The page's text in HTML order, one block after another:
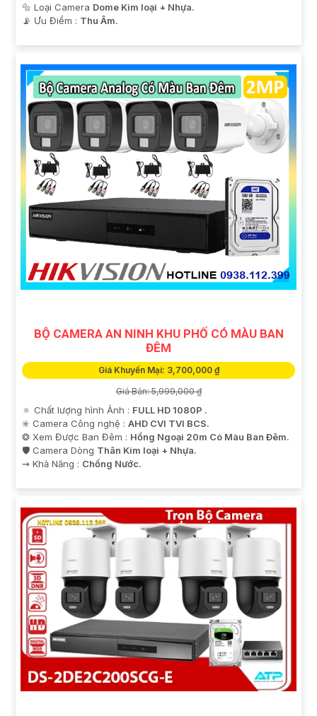
🔩 Loại Camera Dome Kim loại + Nhựa.
️📡 Ưu Điểm : Thu Âm.
BỘ CAMERA AN NINH KHU PHỐ CÓ MÀU BAN
ĐÊM
Giá Khuyến Mại: 3,700,000 ₫
Giá Bán: 5,999,000 ₫
🔅 Chất lượng hình Ảnh : FULL HD 1080P .
✳️ Camera Công nghệ : AHD CVI TVI BCS.
❂ Xem Được Ban Đêm : Hồng Ngoại 20m Có Màu Ban Ðêm.
🛡 Camera Dòng Thân Kim loại + Nhựa.
️⇝ Khả Năng : Chống Nước.